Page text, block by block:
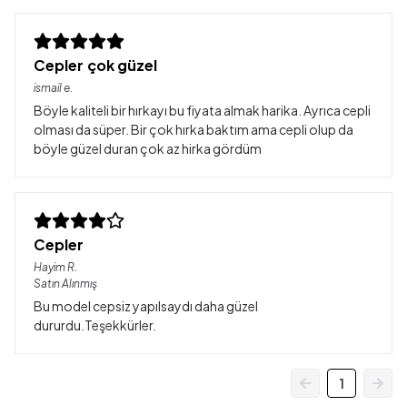
Cepler çok güzel
ismaile.
Böyle kaliteli bir hırkayı bu fiyata almak harika. Ayrıca cepli
olması da süper. Bir çok hırka baktım ama cepli olup da
böyle güzel duran çok az hirka gördüm
Cepler
HayimR.
Satın Alınmış
Bu model cepsiz yapılsaydı daha güzel
dururdu.Teşekkürler.
1